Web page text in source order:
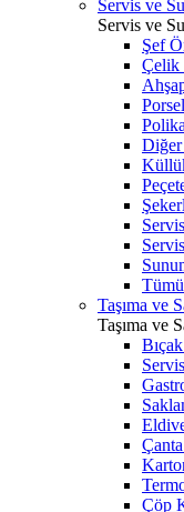
Servis ve
Servis ve
Şef
Çelik
Taşıma ve
Taşıma ve
Çöp